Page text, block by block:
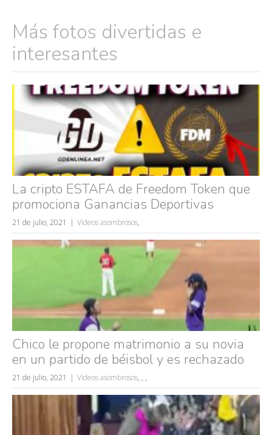
mujeres guapas
volver a nacer
Más fotos divertidas e
interesantes
La cripto ESTAFA de Freedom Token que
promociona Ganancias Deportivas
21 de julio, 2021 Videos asombrosos,
Chico le propone matrimonio a su novia
en un partido de béisbol y es rechazado
21 de julio, 2021 Videos asombrosos, , ,